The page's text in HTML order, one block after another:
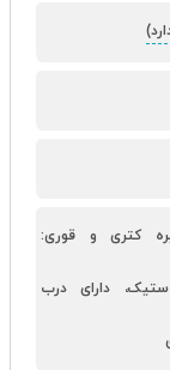
کتری و قوری:
دارای درب